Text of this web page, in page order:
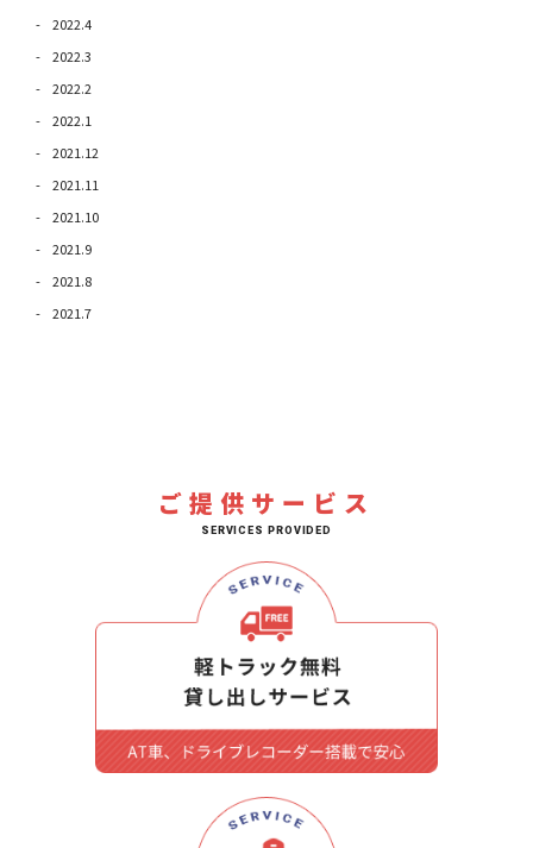
2022.4
2022.3
2022.2
2022.1
2021.12
2021.11
2021.10
2021.9
2021.8
2021.7
ご提供サービス